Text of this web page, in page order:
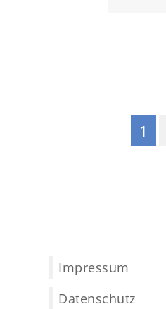
1
Impressum
Datenschutz